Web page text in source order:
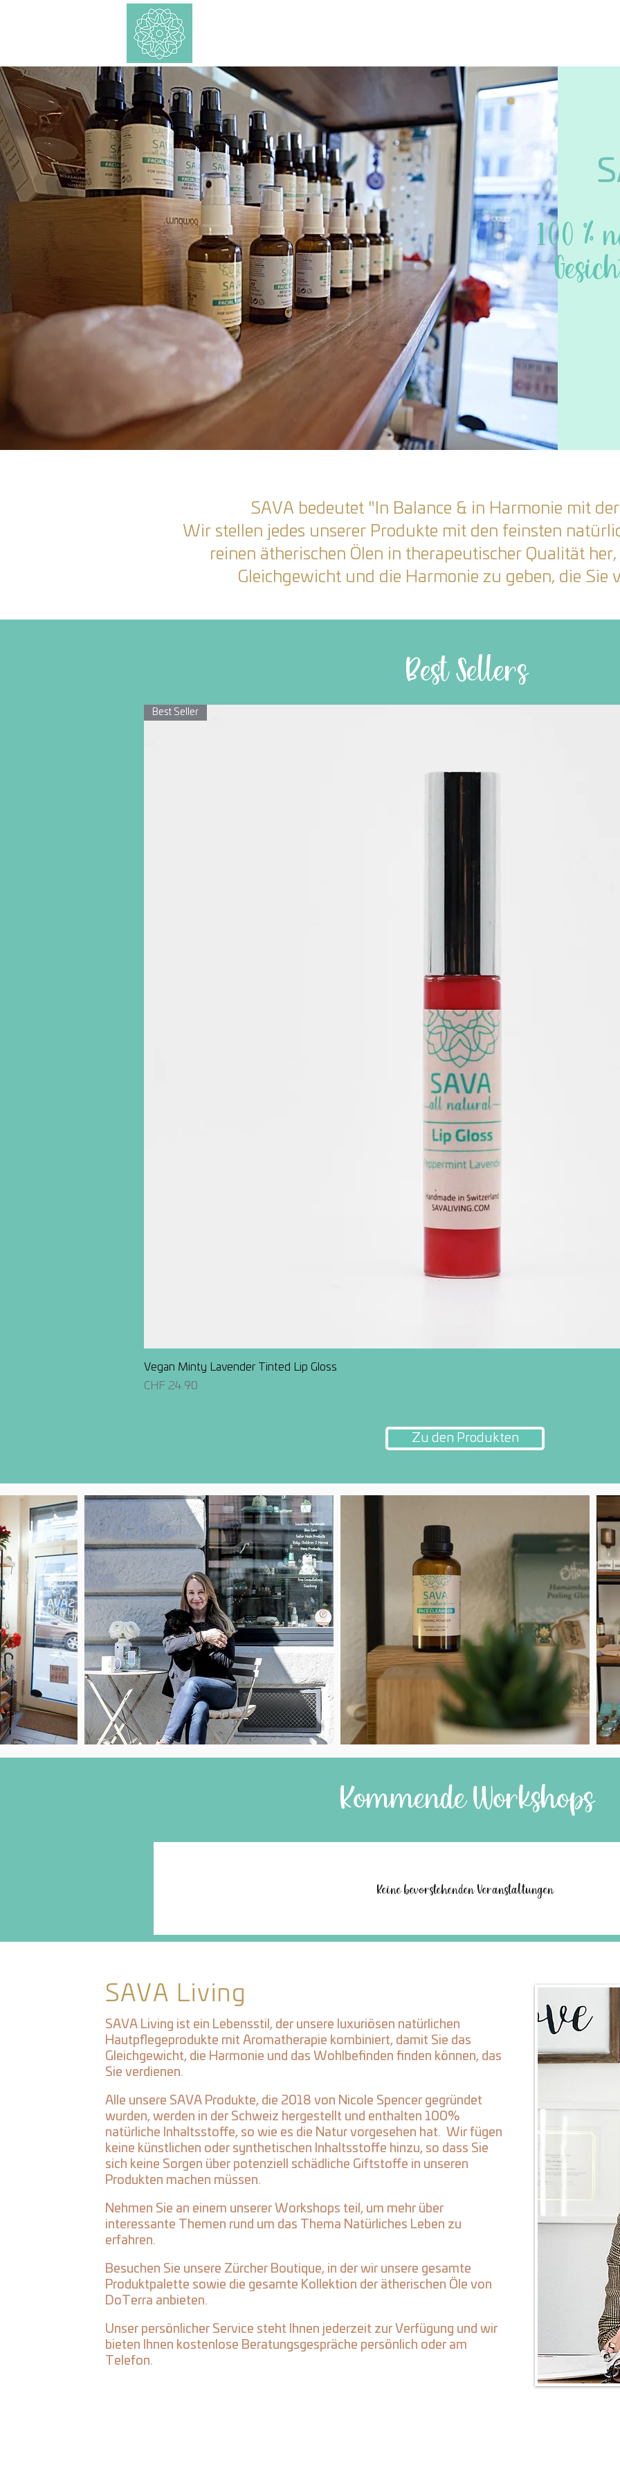
100 %
SAVA bedeutet "In Balance & in Harmonie mit
Wir stellen jedes unserer Produkte mit den feinsten
reinen ätherischen Ölen in therapeutischer Qualität
Gleichgewicht und die Harmonie zu geben, die Sie
Best Sellers
Best Seller
Vegan Minty Lavender Tinted Lip Gloss
Preis
CHF 24.90
Zu den Produkten
Kommende Workshops
Keine bevorstehenden Veranstaltungen
SAVA Living
SAVA Living ist ein Lebensstil, der unsere luxuriösen natürlichen
Hautpflegeprodukte mit Aromatherapie kombiniert, damit Sie das
Gleichgewicht, die Harmonie und das Wohlbefinden finden können, das
Sie verdienen.
Alle unsere SAVA Produkte, die 2018 von Nicole Spencer gegründet
wurden, werden in der Schweiz hergestellt und enthalten 100%
natürliche Inhaltsstoffe, so wie es die Natur vorgesehen hat. Wir fügen
keine künstlichen oder synthetischen Inhaltsstoffe hinzu, so dass Sie
sich keine Sorgen über potenziell schädliche Giftstoffe in unseren
Produkten machen müssen.
Nehmen Sie an einem unserer Workshops teil, um mehr über
interessante Themen rund um das Thema Natürliches Leben zu
erfahren.
Besuchen Sie unsere Zürcher Boutique, in der wir unsere gesamte
Produktpalette sowie die gesamte Kollektion der ätherischen Öle von
DoTerra anbieten.
Unser persönlicher Service steht Ihnen jederzeit zur Verfügung und wir
bieten Ihnen kostenlose Beratungsgespräche persönlich oder am
Telefon.